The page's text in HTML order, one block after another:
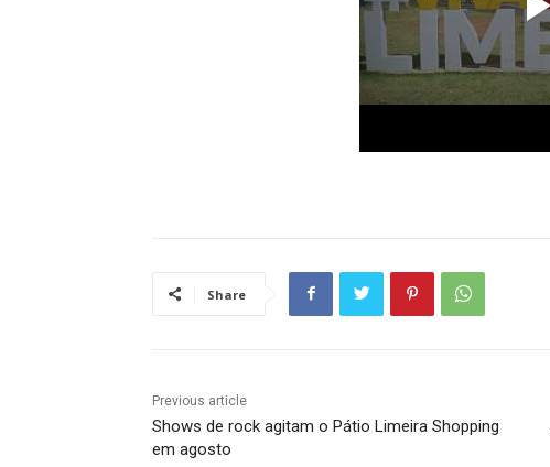
Share
Previous article
Shows de rock agitam o Pátio Limeira Shopping
em agosto